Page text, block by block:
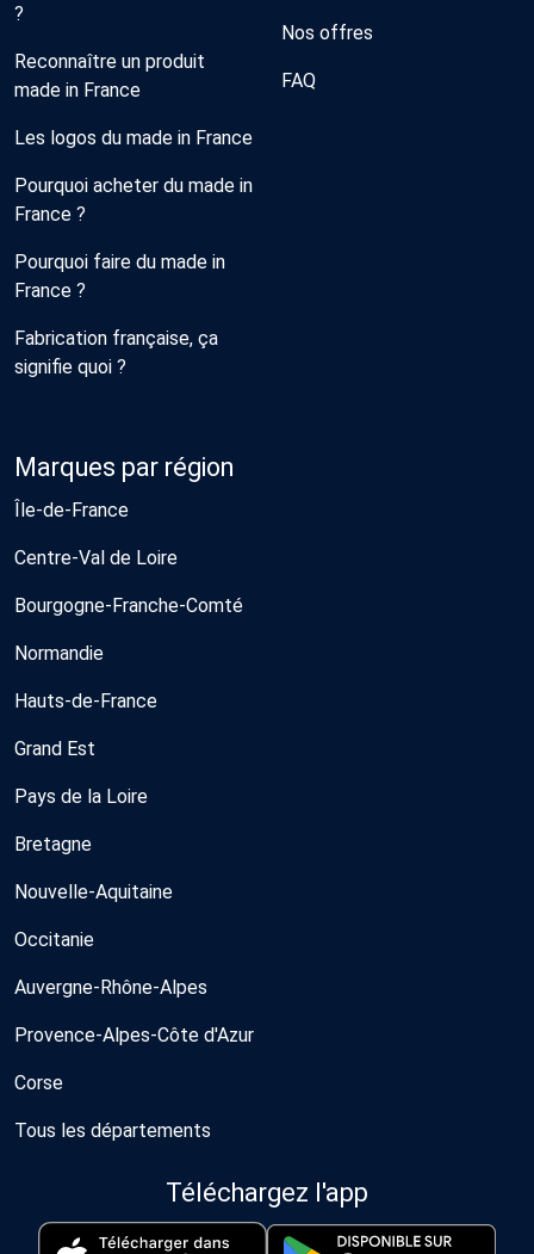
?
Reconnaître un produit
made in France
Les logos du made in France
Pourquoi acheter du made in
France ?
Pourquoi faire du made in
France ?
Fabrication française, ça
signifie quoi ?
Nos offres
FAQ
Marques par région
Île-de-France
Centre-Val de Loire
Bourgogne-Franche-Comté
Normandie
Hauts-de-France
Grand Est
Pays de la Loire
Bretagne
Nouvelle-Aquitaine
Occitanie
Auvergne-Rhône-Alpes
Provence-Alpes-Côte d'Azur
Corse
Tous les départements
Téléchargez l'app